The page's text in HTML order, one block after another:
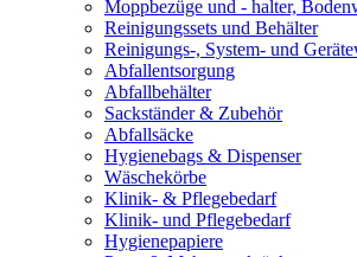
Moppbezüge und - halter,
Reinigungssets und Behälter
Reinigungs-, System- und
Abfallentsorgung
Abfallbehälter
Sackständer & Zubehör
Abfallsäcke
Hygienebags & Dispenser
Wäschekörbe
Klinik- & Pflegebedarf
Klinik- und Pflegebedarf
Hygienepapiere